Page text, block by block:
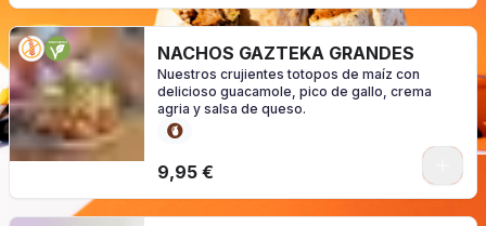
NACHOS GAZTEKA GRANDES
Nuestros crujientes totopos de maíz con
delicioso guacamole, pico de gallo, crema
agria y salsa de queso.
9,95 €